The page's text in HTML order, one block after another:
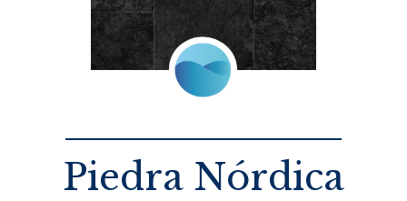
Piedra Nórdica